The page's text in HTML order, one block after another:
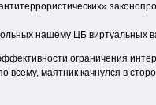
нашему ЦБ виртуальных
ограничения
всему, маятник качнулся в